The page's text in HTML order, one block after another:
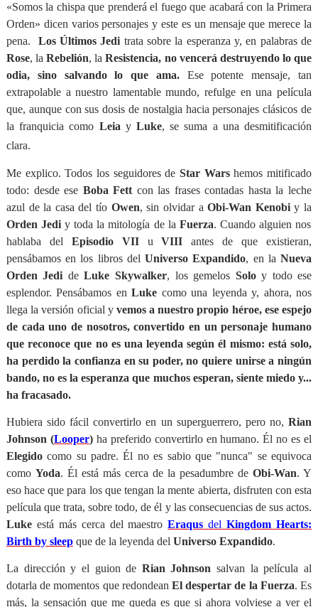
«Somos la chispa que prenderá el fuego que acabará con la Primera
Orden» dicen varios personajes y este es un mensaje que merece la
pena. Los Últimos Jedi trata sobre la esperanza y, en palabras de
Rose, laRebelión, laResistencia, no vencerá destruyendo lo que
odia, sino salvando lo que ama.Ese potente mensaje, tan
extrapolable a nuestro lamentable mundo, refulge en una película
que, aunque con sus dosis de nostalgia hacia personajes clásicos de
la franquicia como Leia y Luke, se suma a una desmitificación
clara.
Me explico. Todos los seguidores deStar Warshemos mitificado
todo: desde ese Boba Fett con las frases contadas hasta la leche
azul de la casa del tío Owen, sin olvidar aObi-Wan Kenobiy la
Orden Jediy toda la mitología de la Fuerza. Cuando alguien nos
hablaba del Episodio VII uVIII antes de que existieran,
pensábamos en los libros delUniverso Expandido, en laNueva
Orden Jedi deLuke Skywalker, los gemelos Soloy todo ese
esplendor. Pensábamos enLuke como una leyenda y, ahora, nos
llega la versión oficial y vemos a nuestro propio héroe, ese espejo
de cada uno de nosotros, convertido en un personaje humano
que reconoce que no es una leyenda según él mismo: está solo,
ha perdido la confianza en su poder, no quiere unirse a ningún
bando, no es la esperanza que muchos esperan, siente miedo y...
ha fracasado.
Hubiera sido fácil convertirlo en un superguerrero, pero no,Rian
Johnson (Looper)ha preferido convertirlo en humano. Él no es el
Elegidocomo su padre. Él no es sabio que "nunca" se equivoca
como Yoda. Él está más cerca de la pesadumbre deObi-Wan. Y
eso hace que para los que tengan la mente abierta, disfruten con esta
película que trata, sobre todo, de él y las consecuencias de sus actos.
Luke está más cerca del maestroEraqusdel Kingdom Hearts:
Birth by sleep que de la leyenda del Universo Expandido.
La dirección y el guion de Rian Johnson salvan la película al
dotarla de momentos que redondean El despertar de la Fuerza. Es
más, la sensación que me queda es que si ahora volviese a ver el